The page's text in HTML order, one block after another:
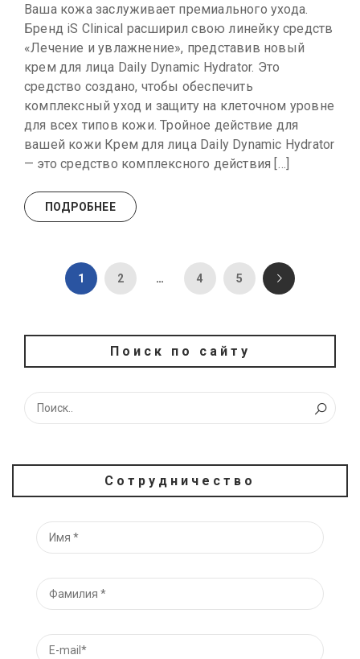
Ваша кожа заслуживает премиального ухода.
Бренд iS Clinical расширил свою линейку средств
«Лечение и увлажнение», представив новый
крем для лица Daily Dynamic Hydrator. Это
средство создано, чтобы обеспечить
комплексный уход и защиту на клеточном уровне
для всех типов кожи. Тройное действие для
вашей кожи Крем для лица Daily Dynamic Hydrator
— это средство комплексного действия […]
ПОДРОБНЕЕ
1 2 … 4 5
Поиск по сайту
Сотрудничество